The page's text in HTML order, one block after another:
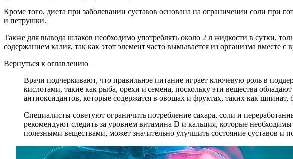
Кроме того, диета при заболевании суставов основана на ограничении соли при
и петрушки.
Также для вывода шлаков необходимо употреблять около 2 л жидкости в сутки,
содержанием калия, так как этот элемент часто вымывается из организма вместе с
Вернуться к оглавлению
Врачи подчеркивают, что правильное питание играет ключевую роль в
кислотами, такие как рыба, орехи и семена, поскольку эти вещества
антиоксидантов, которые содержатся в овощах и фруктах, таких как шпинат,
Специалисты советуют ограничить потребление сахара, соли и
рекомендуют следить за уровнем витамина D и кальция, которые
полезными веществами, может значительно улучшить состояние суставов и